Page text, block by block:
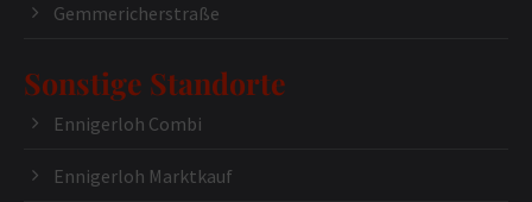
Gemmericherstraße
Sonstige Standorte
Ennigerloh Combi
Ennigerloh Marktkauf